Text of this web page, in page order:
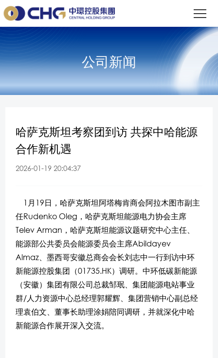
公司新闻
哈萨克斯坦考察团到访 共探中哈能源
合作新机遇
2026-01-19 20:04:37
1月19日，哈萨克斯坦阿塔梅肯商会阿拉木图市副主
任Rudenko Oleg，哈萨克斯坦能源电力协会主席
Telev Arman，哈萨克斯坦能源议题研究中心主任、
能源部公共委员会能源委员会主席Abildayev
Almaz、墨西哥安徽总商会会长刘志中一行到访中环
新能源控股集团（01735.HK）调研。中环低碳新能源
（安徽）集团有限公司总裁邹珉、集团能源电站事业
群/人力资源中心总经理郭耀辉、集团营销中心副总经
理袁伯文、董事长助理涂娟陪同调研，并就深化中哈
新能源合作展开深入交流。